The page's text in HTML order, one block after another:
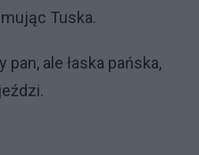
Tuska.
pan, ale łaska pańska,